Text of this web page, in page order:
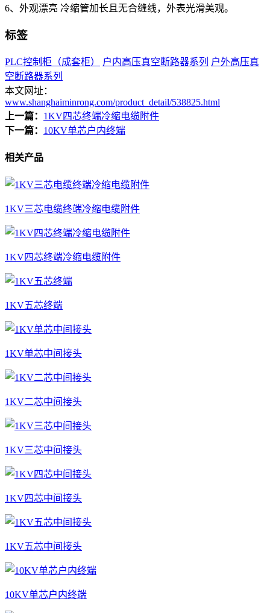
6、外观漂亮 冷缩管加长且无合缝线，外表光滑美观。
标签
PLC控制柜（成套柜） 户内高压真空断路器系列 户外高压真
空断路器系列
本文网址：
www.shanghaiminrong.com/product_detail/538825.html
上一篇： 1KV四芯终端冷缩电缆附件
下一篇： 10KV单芯户内终端
相关产品
1KV三芯电缆终端冷缩电缆附件
1KV四芯终端冷缩电缆附件
1KV五芯终端
1KV单芯中间接头
1KV二芯中间接头
1KV三芯中间接头
1KV四芯中间接头
1KV五芯中间接头
10KV单芯户内终端